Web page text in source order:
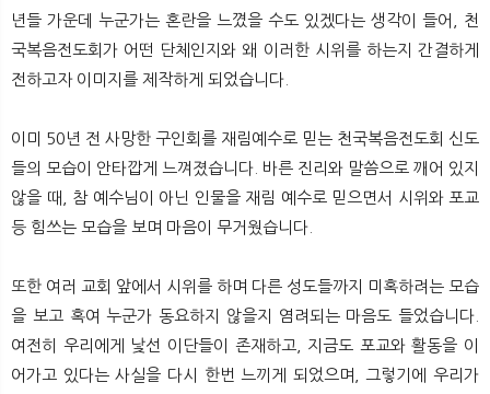
뉴 색
년들 가운데 누군가는 혼란을 느꼈을 수도 있겠다는 생각이 들어, 천
국복음전도회가 어떤 단체인지와 왜 이러한 시위를 하는지 간결하게
전하고자 이미지를 제작하게 되었습니다.
이미 50년 전 사망한 구인회를 재림예수로 믿는 천국복음전도회 신도
들의 모습이 안타깝게 느껴졌습니다. 바른 진리와 말씀으로 깨어 있지
않을 때, 참 예수님이 아닌 인물을 재림 예수로 믿으면서 시위와 포교
등 힘쓰는 모습을 보며 마음이 무거웠습니다.
또한 여러 교회 앞에서 시위를 하며 다른 성도들까지 미혹하려는 모습
을 보고 혹여 누군가 동요하지 않을지 염려되는 마음도 들었습니다.
여전히 우리에게 낯선 이단들이 존재하고, 지금도 포교와 활동을 이
어가고 있다는 사실을 다시 한번 느끼게 되었으며, 그렇기에 우리가